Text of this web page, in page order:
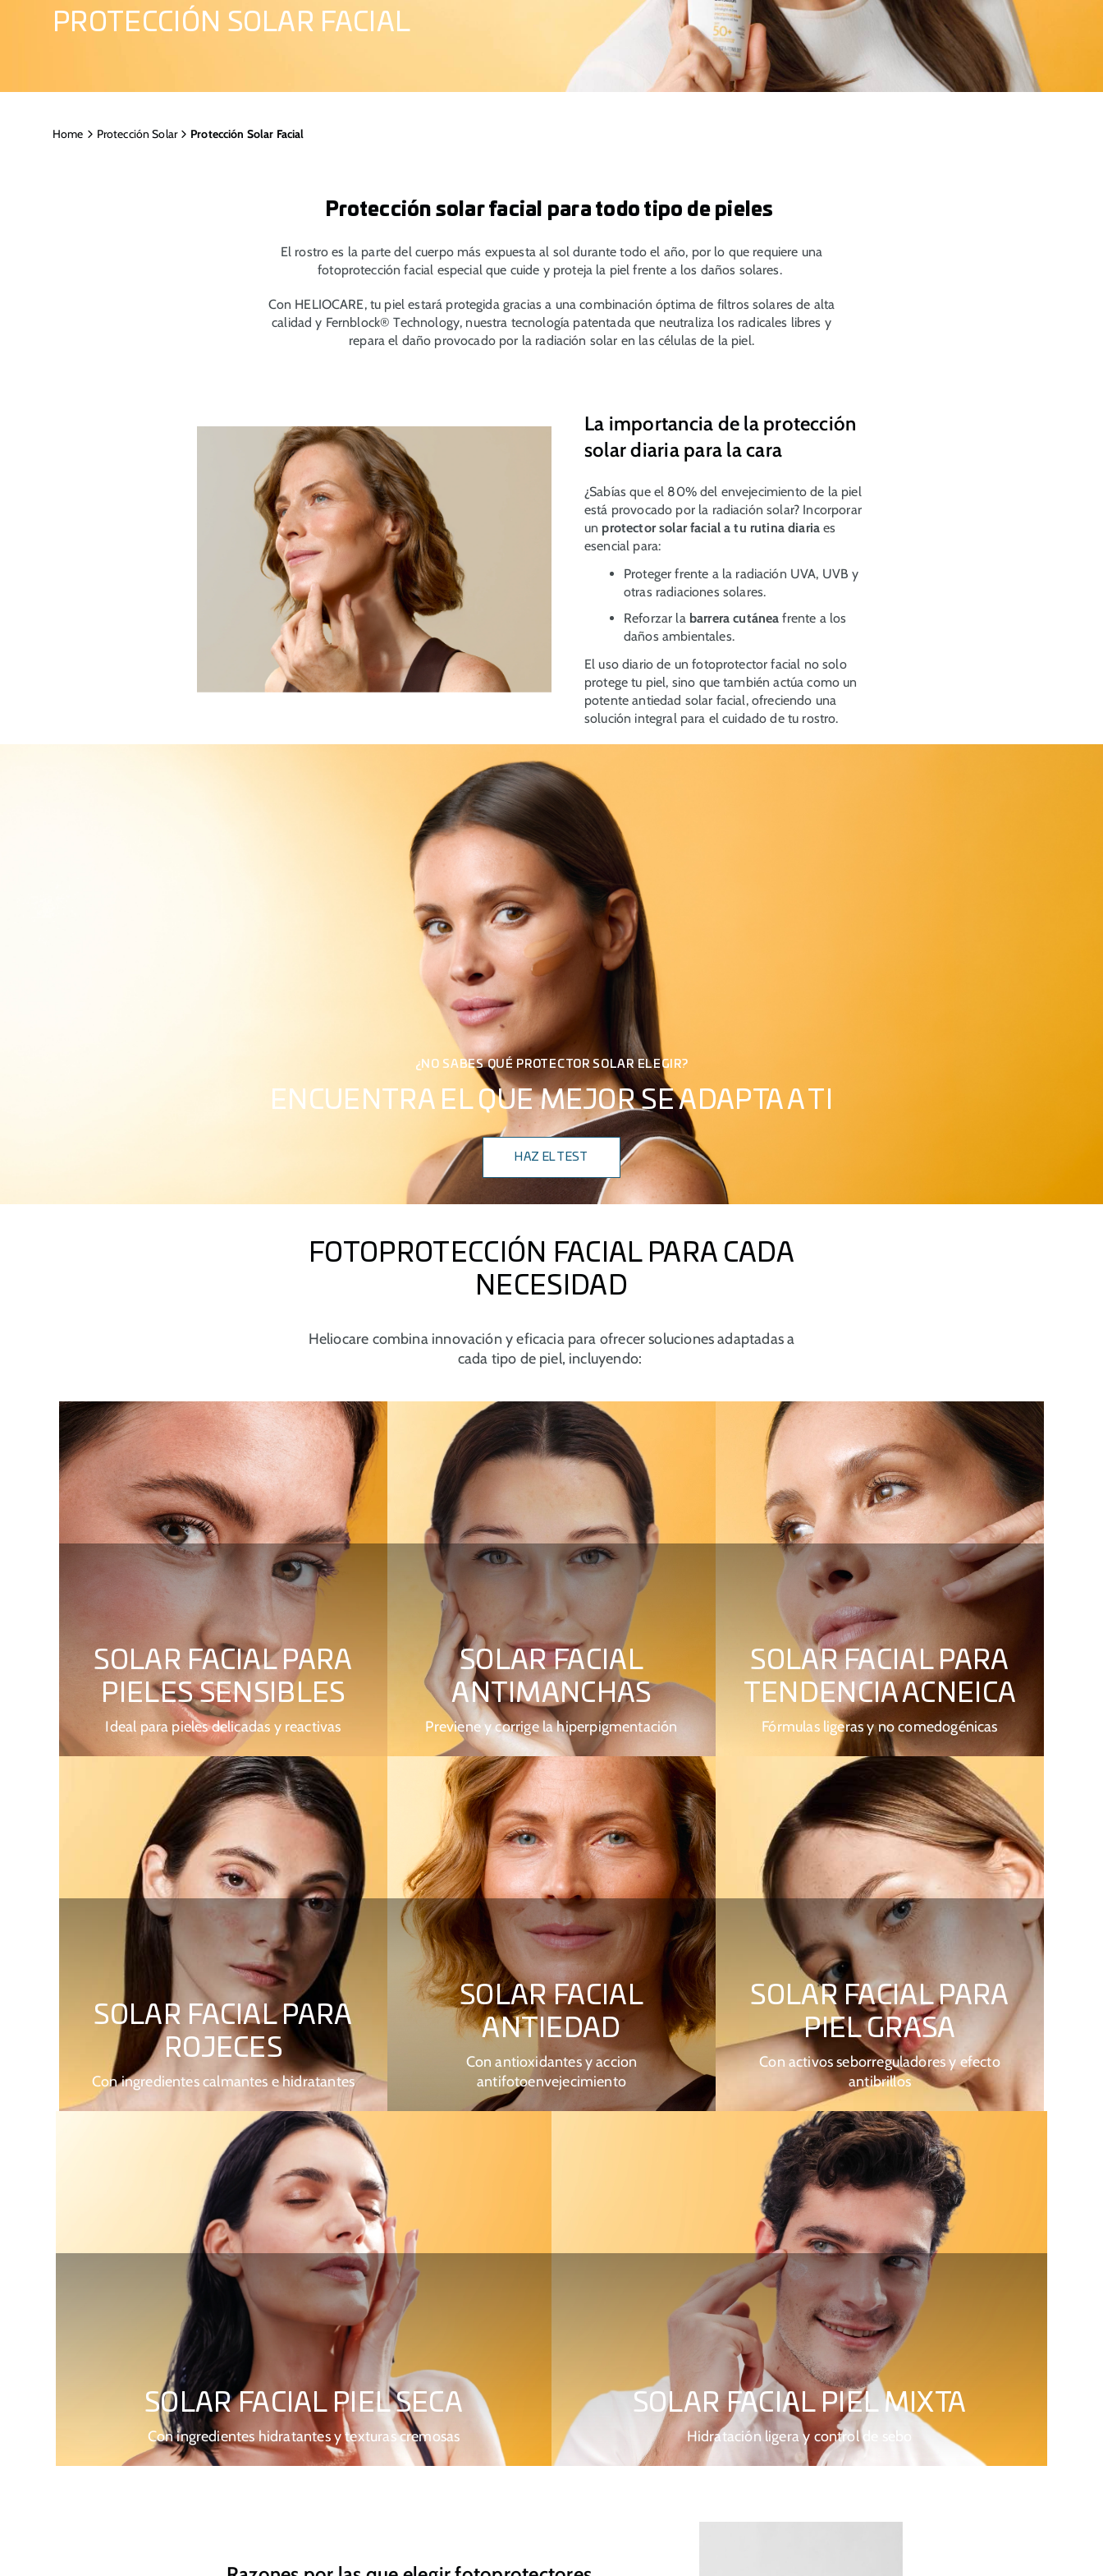
PROTECCIÓN SOLAR FACIAL
Home Protección Solar Protección Solar Facial
Protección solar facial para todo tipo de pieles
El rostro es la parte del cuerpo más expuesta al sol durante todo el año, por lo que requiere una
fotoprotección facial especial que cuide y proteja la piel frente a los daños solares.
Con HELIOCARE, tu piel estará protegida gracias a una combinación óptima de filtros solares de alta
calidad y Fernblock® Technology, nuestra tecnología patentada que neutraliza los radicales libres y
repara el daño provocado por la radiación solar en las células de la piel.
La importancia de la protección
solar diaria para la cara
¿Sabías que el 80% del envejecimiento de la piel
está provocado por la radiación solar? Incorporar
un protector solar facial a tu rutina diaria es
esencial para:
Proteger frente a la radiación UVA, UVB y
otras radiaciones solares.
Reforzar la barrera cutánea frente a los
daños ambientales.
El uso diario de un fotoprotector facial no solo
protege tu piel, sino que también actúa como un
potente antiedad solar facial, ofreciendo una
solución integral para el cuidado de tu rostro.
¿NO SABES QUÉ PROTECTOR SOLAR ELEGIR?
ENCUENTRA EL QUE MEJOR SE ADAPTA A TI
HAZ EL TEST
FOTOPROTECCIÓN FACIAL PARA CADA
NECESIDAD
Heliocare combina innovación y eficacia para ofrecer soluciones adaptadas a
cada tipo de piel, incluyendo:
SOLAR FACIAL PARA
PIELES SENSIBLES
Ideal para pieles delicadas y reactivas
SOLAR FACIAL
ANTIMANCHAS
Previene y corrige la hiperpigmentación
SOLAR FACIAL PARA
TENDENCIA ACNEICA
Fórmulas ligeras y no comedogénicas
SOLAR FACIAL PARA
ROJECES
Con ingredientes calmantes e hidratantes
SOLAR FACIAL
ANTIEDAD
Con antioxidantes y accion
antifotoenvejecimiento
SOLAR FACIAL PARA
PIEL GRASA
Con activos seborreguladores y efecto
antibrillos
SOLAR FACIAL PIEL SECA
Con ingredientes hidratantes y texturas cremosas
SOLAR FACIAL PIEL MIXTA
Hidratación ligera y control de sebo